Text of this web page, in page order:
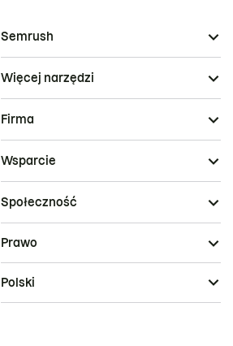
Semrush
Więcej narzędzi
Firma
Wsparcie
Społeczność
Prawo
Polski